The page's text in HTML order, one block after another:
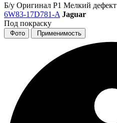
Б/у Оригинал Р1 Мелкий дефект
6W83-17D781-A Jaguar
Под покраску
Фото Применимость